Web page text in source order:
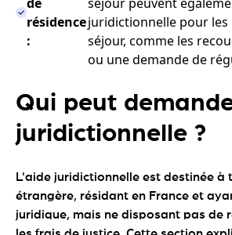
résidence
:
juridictionnelle pour
séjour, comme les
ou une demande de
Qui peut
juridictionnelle ?
L'aide juridictionnelle est destinée à
étrangère, résidant en France et
juridique, mais ne disposant pas de